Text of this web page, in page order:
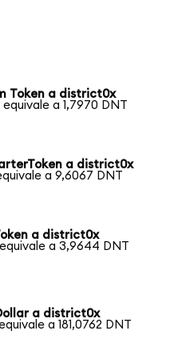
Token a district0x
equivale a 1,7970 DNT
a district0x
a 9,6067 DNT
a district0x
equivale a 3,9644 DNT
a district0x
a 181,0762 DNT